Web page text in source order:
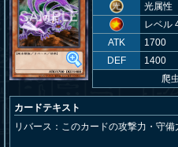
光属性
レベル
ATK
1700
DEF
1400
爬
カードテキスト
リバース：このカードの攻撃力・守備